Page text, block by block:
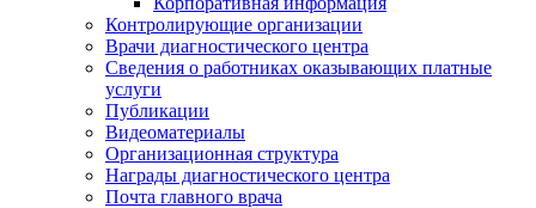
Контролирующие организации
Врачи диагностического центра
Сведения о работниках оказывающих платные
услуги
Публикации
Видеоматериалы
Организационная структура
Награды диагностического центра
Почта главного врача